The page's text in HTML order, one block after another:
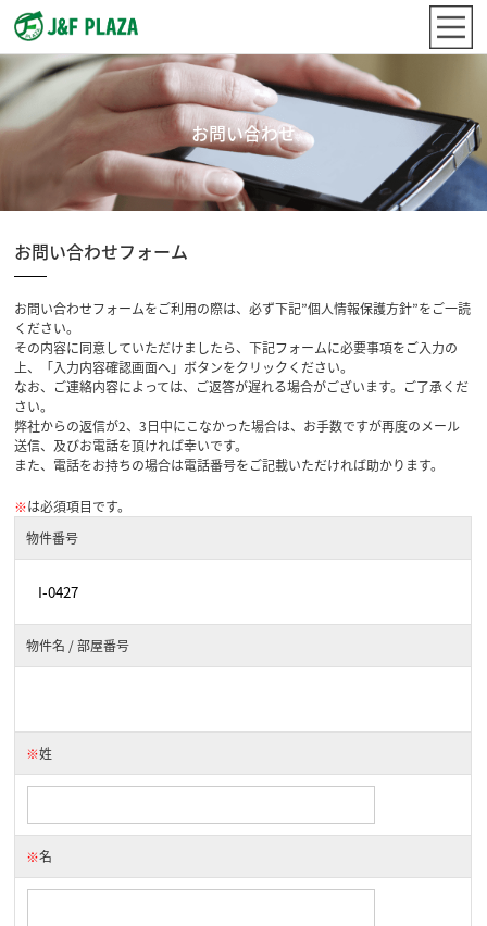
お問い合わせ
お問い合わせフォーム
お問い合わせフォームをご利用の際は、必ず下記”個人情報保護方針”をご一読
ください。
その内容に同意していただけましたら、下記フォームに必要事項をご入力の
上、「入力内容確認画面へ」ボタンをクリックください。
なお、ご連絡内容によっては、ご返答が遅れる場合がございます。ご了承くだ
さい。
弊社からの返信が2、3日中にこなかった場合は、お手数ですが再度のメール
送信、及びお電話を頂ければ幸いです。
また、電話をお持ちの場合は電話番号をご記載いただければ助かります。
※は必須項目です。
物件番号
物件名 / 部屋番号
※姓
※名